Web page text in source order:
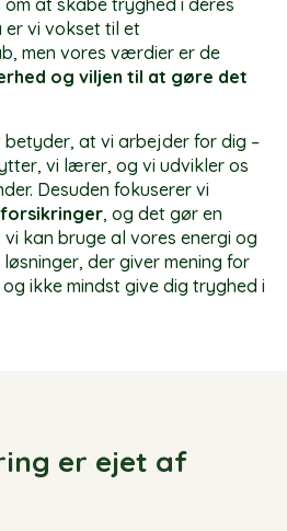
at skabe tryghed i deres
er vi vokset til et
men vores værdier er de
og viljen til at gøre det
betyder, at vi arbejder for dig –
vi lærer, og vi udvikler os
Desuden fokuserer vi
, og det gør en
kan bruge al vores energi og
der giver mening for
ikke mindst give dig tryghed i
er ejet af